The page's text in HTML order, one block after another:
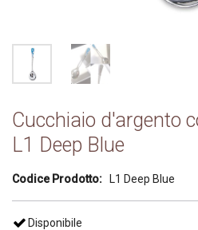
Cucchiaio d'argento
L1 Deep Blue
Codice Prodotto: L1 Deep Blue
Disponibile